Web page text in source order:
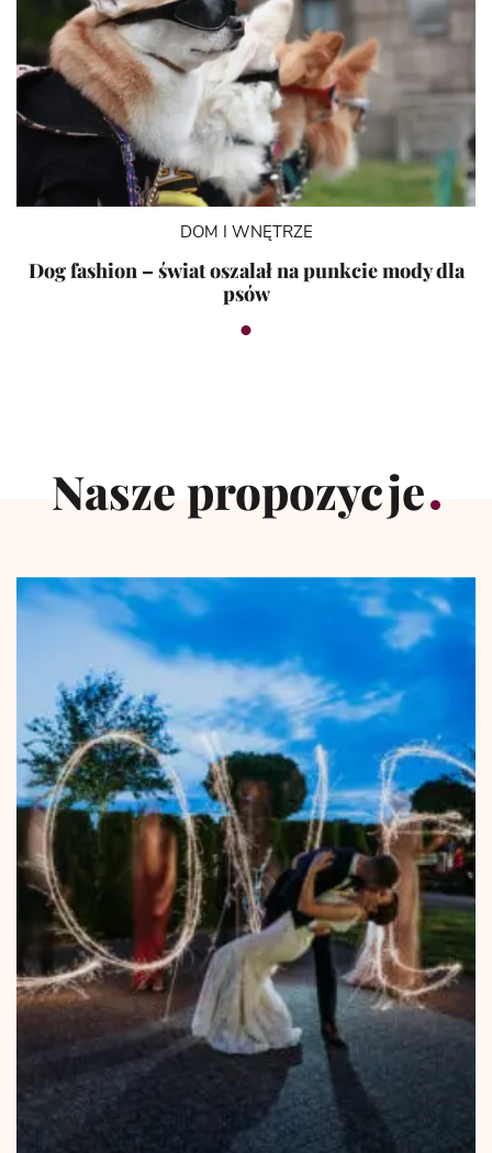
DOM I WNĘTRZE
Dog fashion – świat oszalał na punkcie mody dla
psów
Nasze propozycje